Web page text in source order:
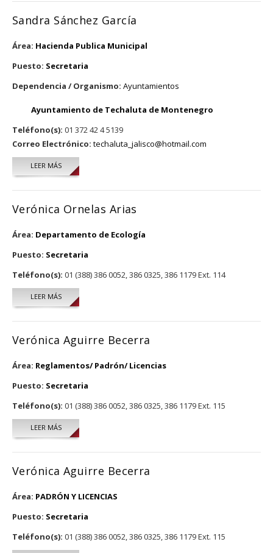
Sandra Sánchez García
Área: Hacienda Publica Municipal
Puesto: Secretaria
Dependencia / Organismo: Ayuntamientos
Ayuntamiento de Techaluta de Montenegro
Teléfono(s): 01 372 42 4 5139
Correo Electrónico: techaluta_jalisco@hotmail.com
LEER MÁSSOBRE SANDRA SÁNCHEZ GARCÍA
Verónica Ornelas Arias
Área: Departamento de Ecología
Puesto: Secretaria
Teléfono(s): 01 (388) 386 0052, 386 0325, 386 1179 Ext. 114
LEER MÁSSOBRE VERÓNICA ORNELAS ARIAS
Verónica Aguirre Becerra
Área: Reglamentos/ Padrón/ Licencias
Puesto: Secretaria
Teléfono(s): 01 (388) 386 0052, 386 0325, 386 1179 Ext. 115
LEER MÁSSOBRE VERÓNICA AGUIRRE BECERRA
Verónica Aguirre Becerra
Área: PADRÓN Y LICENCIAS
Puesto: Secretaria
Teléfono(s): 01 (388) 386 0052, 386 0325, 386 1179 Ext. 115